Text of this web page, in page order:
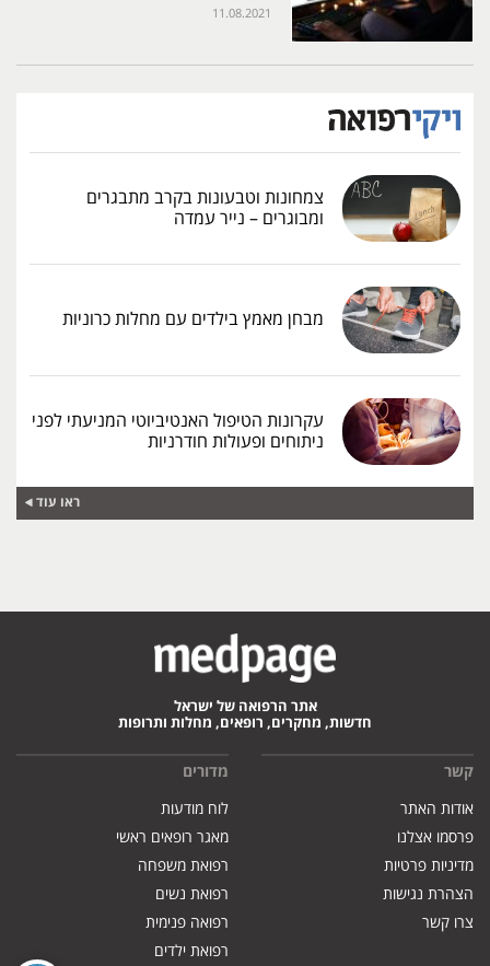
11.08.2021
צמחונות וטבעונות בקרב מתבגרים
ומבוגרים – נייר עמדה
מבחן מאמץ בילדים עם מחלות כרוניות
עקרונות הטיפול האנטיביוטי המניעתי לפני
ניתוחים ופעולות חודרניות
ראו עוד
אתר הרפואה של ישראל
חדשות, מחקרים, רופאים, מחלות ותרופות
קשר
אודות האתר
פרסמו אצלנו
מדיניות פרטיות
הצהרת נגישות
צרו קשר
מדורים
לוח מודעות
מאגר רופאים ראשי
רפואת משפחה
רפואת נשים
רפואה פנימית
רפואת ילדים